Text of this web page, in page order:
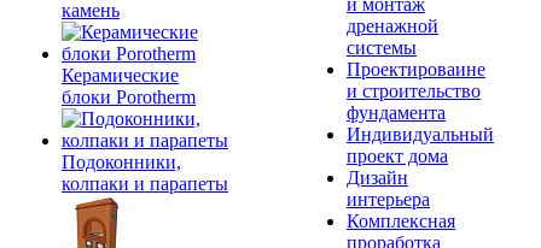
камень
Керамические
блоки Porotherm
Подоконники,
колпаки и парапеты
и монтаж
дренажной
системы
Проектироваине
и строительство
фундамента
Индивидуальный
проект дома
Дизайн
интерьера
Комплексная
проработка